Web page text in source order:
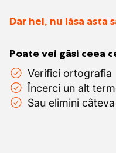
Dar hei, nu lăsa asta
Poate vei găsi ceea
Verifici ortografia
Încerci un alt
Sau elimini